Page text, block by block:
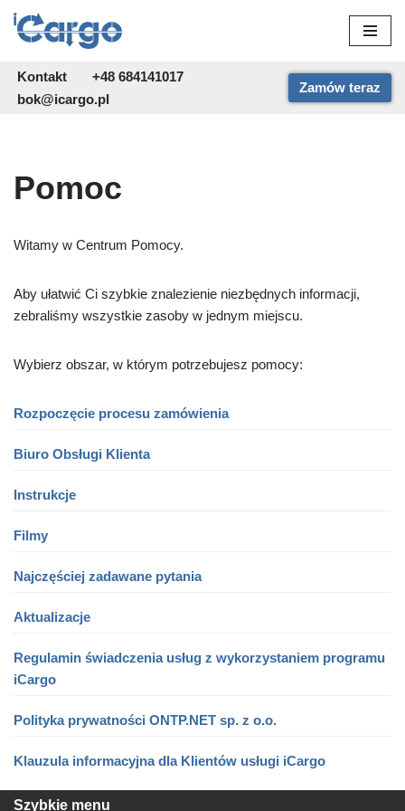
do
treści
Kontakt
+48 684141017
bok@icargo.pl
Zamów teraz
Pomoc
Witamy w Centrum Pomocy.
Aby ułatwić Ci szybkie znalezienie niezbędnych informacji,
zebraliśmy wszystkie zasoby w jednym miejscu.
Wybierz obszar, w którym potrzebujesz pomocy:
Rozpoczęcie procesu zamówienia
Biuro Obsługi Klienta
Instrukcje
Filmy
Najczęściej zadawane pytania
Aktualizacje
Regulamin świadczenia usług z wykorzystaniem programu
iCargo
Polityka prywatności ONTP.NET sp. z o.o.
Klauzula informacyjna dla Klientów usługi iCargo
Szybkie menu